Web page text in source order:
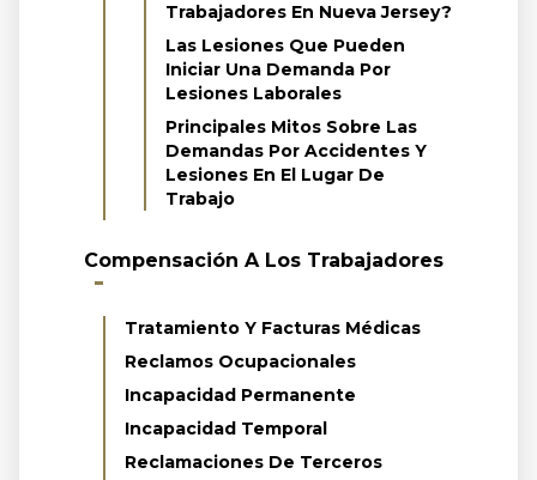
Trabajadores En Nueva Jersey?
Las Lesiones Que Pueden
Iniciar Una Demanda Por
Lesiones Laborales
Principales Mitos Sobre Las
Demandas Por Accidentes Y
Lesiones En El Lugar De
Trabajo
Compensación A Los Trabajadores
Tratamiento Y Facturas Médicas
Reclamos Ocupacionales
Incapacidad Permanente
Incapacidad Temporal
Reclamaciones De Terceros